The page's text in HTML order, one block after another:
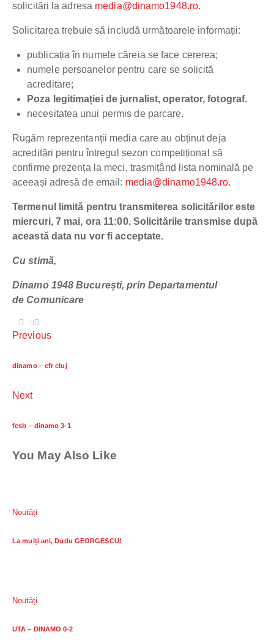
solicitări la adresa media@dinamo1948.ro.
Solicitarea trebuie să includă următoarele informații:
publicația în numele căreia se face cererea;
numele persoanelor pentru care se solicită
acreditare;
Poza legitimației de jurnalist, operator, fotograf.
necesitatea unui permis de parcare.
Rugăm reprezentanții media care au obținut deja
acreditări pentru întregul sezon competițional să
confirme prezența la meci, trasmițând lista nominală pe
aceeași adresă de email: media@dinamo1948.ro.
Termenul limită pentru transmiterea solicitărilor este
miercuri, 7 mai, ora 11:00. Solicitările transmise după
această data nu vor fi acceptate.
Cu stimă,
Dinamo 1948 București, prin Departamentul
de Comunicare
Previous
dinamo – cfr cluj
Next
fcsb – dinamo 3-1
You May Also Like
Noutăți
La mulți ani, Dudu GEORGESCU!
Noutăți
UTA – DINAMO 0-2